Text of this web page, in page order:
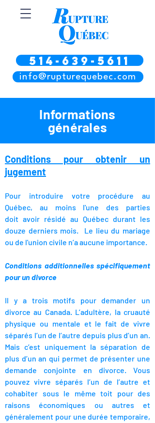
514-639-5611
info@rupturequebec.com
Informations
générales
Conditions pour obtenir un
jugement
Pour introduire votre procédure au
Québec, au moins l'une des parties
doit avoir résidé au Québec durant les
douze derniers mois. Le lieu du mariage
ou de l'union civile n’a aucune importance.
Conditions additionnelles spécifiquement
pour un divorce
​Il y a trois motifs pour demander un
divorce au Canada. L’adultère, la cruauté
physique ou mentale et le fait de vivre
séparés l’un de l’autre depuis plus d’un an.
Mais c’est uniquement la séparation de
plus d’un an qui permet de présenter une
demande conjointe en divorce.
Vous
pouvez vivre séparés l’un de l’autre et
cohabiter sous le même toit pour des
raisons économiques ou autres et
généralement pour une durée temporaire,